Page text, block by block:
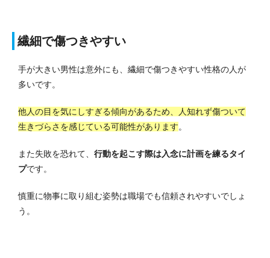
繊細で傷つきやすい
手が大きい男性は意外にも、繊細で傷つきやすい性格の人が
多いです。
他人の目を気にしすぎる傾向があるため、人知れず傷ついて
生きづらさを感じている可能性があります。
また失敗を恐れて、 行動を起こす際は入念に計画を練るタイ
プです。
慎重に物事に取り組む姿勢は職場でも信頼されやすいでしょ
う。